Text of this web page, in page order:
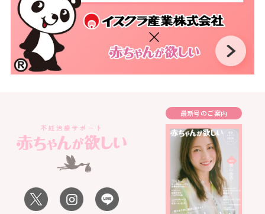
最新号のご案内